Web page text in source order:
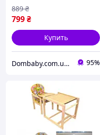
799₴
889 ₴
Купить
Dombaby.com.ua - интернет магазин детских товаров 95%